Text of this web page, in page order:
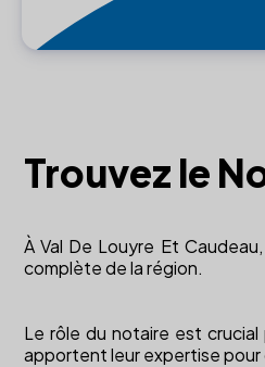
Trouvez le
À Val De Louyre Et
complète de la région.
Le rôle du notaire est
apportent leur expertise